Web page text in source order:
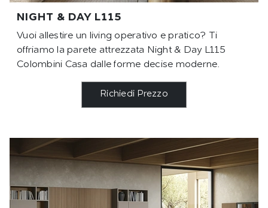
NIGHT & DAY L115
Vuoi allestire un living operativo e pratico? Ti
offriamo la parete attrezzata Night & Day L115
Colombini Casa dalle forme decise moderne.
Richiedi Prezzo